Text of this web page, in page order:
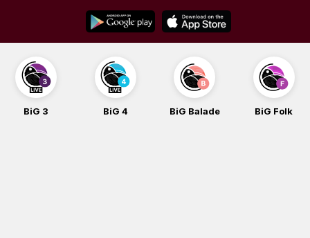
content
BiG 3 BiG 4 BiG Balade BiG Folk